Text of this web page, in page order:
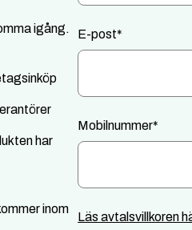
igång.
har
inom
E-post*
Mobilnummer*
Läs avtalsvillkoren